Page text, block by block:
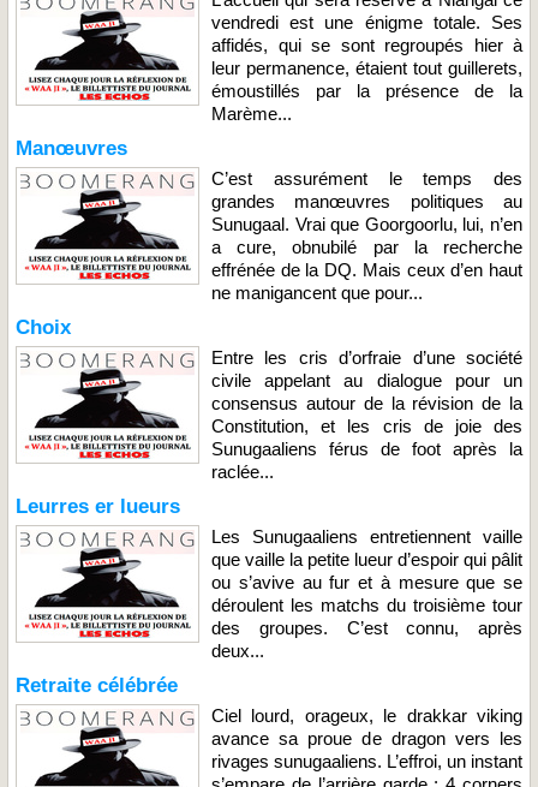
vendredi est une énigme totale. Ses
affidés, qui se sont regroupés hier à
leur permanence, étaient tout guillerets,
émoustillés par la présence de la
Marème...
Manœuvres
C’est assurément le temps des
grandes manœuvres politiques au
Sunugaal. Vrai que Goorgoorlu, lui, n’en
a cure, obnubilé par la recherche
effrénée de la DQ. Mais ceux d’en haut
ne manigancent que pour...
Choix
Entre les cris d’orfraie d’une société
civile appelant au dialogue pour un
consensus autour de la révision de la
Constitution, et les cris de joie des
Sunugaaliens férus de foot après la
raclée...
Leurres er lueurs
Les Sunugaaliens entretiennent vaille
que vaille la petite lueur d’espoir qui pâlit
ou s’avive au fur et à mesure que se
déroulent les matchs du troisième tour
des groupes. C’est connu, après
deux...
Retraite célébrée
Ciel lourd, orageux, le drakkar viking
avance sa proue de dragon vers les
rivages sunugaaliens. L’effroi, un instant